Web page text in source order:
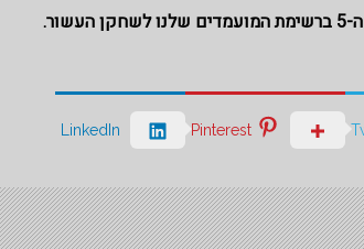
Pinterest
LinkedIn